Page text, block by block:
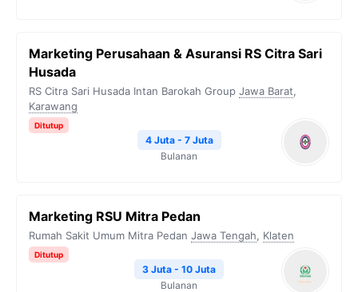
Marketing Perusahaan & Asuransi RS Citra Sari
Husada
RS Citra Sari Husada Intan Barokah Group Jawa Barat,
Karawang
Ditutup
4 Juta - 7 Juta
Bulanan
Marketing RSU Mitra Pedan
Rumah Sakit Umum Mitra Pedan Jawa Tengah, Klaten
Ditutup
3 Juta - 10 Juta
Bulanan